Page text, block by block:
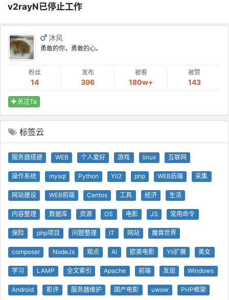
v2rayN已停止工作
沐风
勇敢的你，勇敢的心。
粉丝
14
发布
396
被看
180w+
被赞
143
关注Ta
标签云
服务器搭建 WEB 个人爱好 游戏 linux 互联网
操作系统 mysql Python Yii2 php WEB后端 采集
网站建设 WEB前端 Centos 工具 经济 生活
内容整理 数据库 资源 OS 电影 JS 常用命令
保险 php项目 问题整理 IT 网站 魔兽世界
composer NodeJs 观点 AI 欧美电影 Yii扩展 美女
学习 LAMP 全文索引 Apache 前端 发现 Windows
Android 影评 服务器维护 国产电影 uwow PHP框架